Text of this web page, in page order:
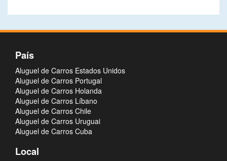
País
Aluguel de Carros Estados Unidos
Aluguel de Carros Portugal
Aluguel de Carros Holanda
Aluguel de Carros Líbano
Aluguel de Carros Chile
Aluguel de Carros Uruguai
Aluguel de Carros Cuba
Local